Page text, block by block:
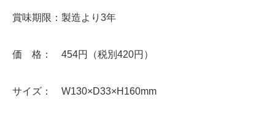
賞味期限：製造より3年
価 格： 454円（税別420円）
サイズ： W130×D33×H160mm